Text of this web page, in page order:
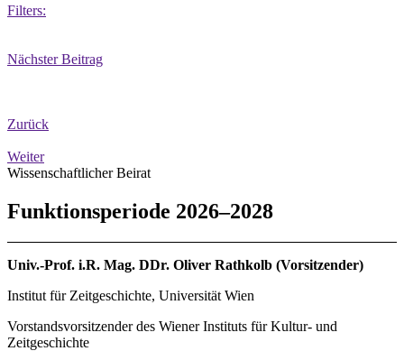
Filters:
Nächster Beitrag
Zurück
Weiter
Wissenschaftlicher Beirat
Funktionsperiode 2026–2028
Univ.-Prof. i.R. Mag. DDr. Oliver Rathkolb (Vorsitzender)
Institut für Zeitgeschichte, Universität Wien
Vorstandsvorsitzender des Wiener Instituts für Kultur- und
Zeitgeschichte